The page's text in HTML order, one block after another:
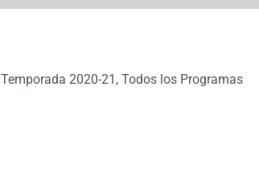
Temporada 2020-21 , Todos los Programas